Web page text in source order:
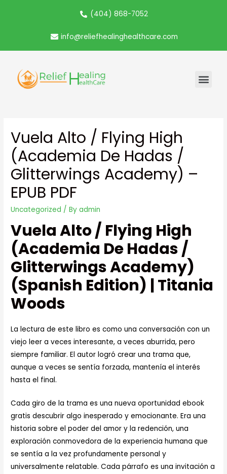
(404) 868-7052
info@reliefhealinghealthcare.com
Vuela Alto / Flying High
(Academia De Hadas /
Glitterwings Academy) –
EPUB PDF
Uncategorized / Byadmin
Vuela Alto / Flying High
(Academia De Hadas /
Glitterwings Academy)
(Spanish Edition) | Titania
Woods
La lectura de este libro es como una conversación con un
viejo leer a veces interesante, a veces aburrida, pero
siempre familiar. El autor logró crear una trama que,
aunque a veces se sentía forzada, mantenía el interés
hasta el final.
Cada giro de la trama es una nueva oportunidad ebook
gratis descubrir algo inesperado y emocionante. Era una
historia sobre el poder del amor y la redención, una
exploración conmovedora de la experiencia humana que
se sentía a la vez profundamente personal y
universalmente relatable. Cada párrafo es una invitación a